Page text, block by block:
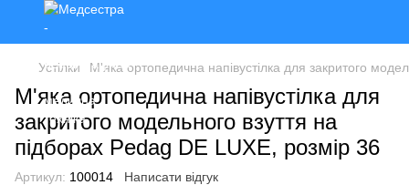
Устілки М'яка ортопедична напівустілка для закритого
М'яка ортопедична напівустілка для
закритого модельного взуття на
підборах Pedag DE LUXE, розмір 36
Артикул: 100014 Написати відгук